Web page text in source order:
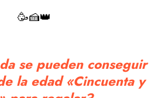
🥳🍰👑
se pueden conseguir
la edad «Cincuenta y